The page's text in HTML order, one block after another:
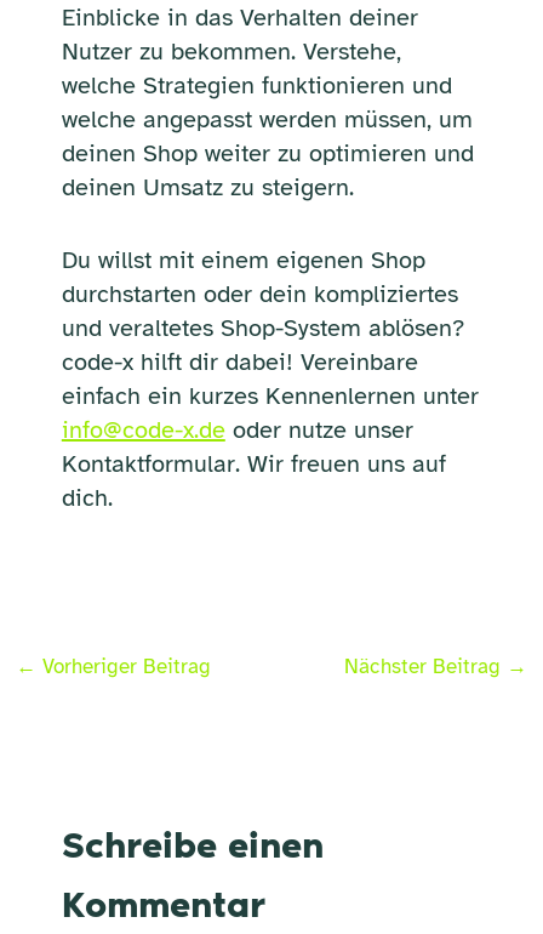
Einblicke in das Verhalten deiner
Nutzer zu bekommen. Verstehe,
welche Strategien funktionieren und
welche angepasst werden müssen, um
deinen Shop weiter zu optimieren und
deinen Umsatz zu steigern.
Du willst mit einem eigenen Shop
durchstarten oder dein kompliziertes
und veraltetes Shop-System ablösen?
code-x hilft dir dabei! Vereinbare
einfach ein kurzes Kennenlernen unter
info@code-x.deoder nutze unser
Kontaktformular. Wir freuen uns auf
dich.
← Vorheriger Beitrag Nächster Beitrag →
Schreibe einen
Kommentar